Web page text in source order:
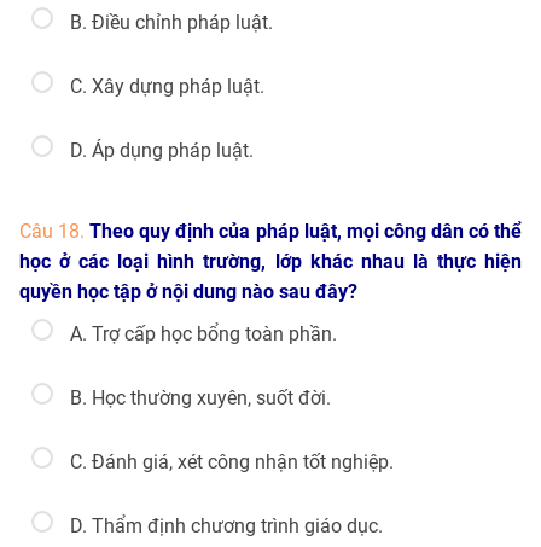
B. Điều chỉnh pháp luật.
C. Xây dựng pháp luật.
D. Áp dụng pháp luật.
Câu 18.Theo quy định của pháp luật, mọi công dân có thể
học ở các loại hình trường, lớp khác nhau là thực hiện
quyền học tập ở nội dung nào sau đây?
A. Trợ cấp học bổng toàn phần.
B. Học thường xuyên, suốt đời.
C. Đánh giá, xét công nhận tốt nghiệp.
D. Thẩm định chương trình giáo dục.